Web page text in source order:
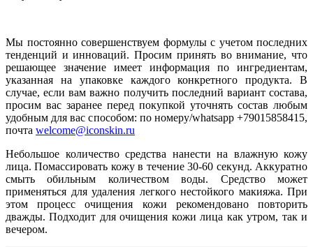
Мы постоянно совершенствуем формулы с учетом последних
тенденций и инноваций. Просим принять во внимание, что
решающее значение имеет информация по ингредиентам,
указанная на упаковке каждого конкретного продукта. В
случае, если вам важно получить последний вариант состава,
просим вас заранее перед покупкой уточнять состав любым
удобным для вас способом: по номеру/whatsapp +79015858415,
почта welcome@iconskin.ru
Небольшое количество средства нанести на влажную кожу
лица. Помассировать кожу в течение 30-60 секунд. Аккуратно
смыть обильным количеством воды. Средство может
применяться для удаления легкого нестойкого макияжа. При
этом процесс очищения кожи рекомендовано повторить
дважды. Подходит для очищения кожи лица как утром, так и
вечером.